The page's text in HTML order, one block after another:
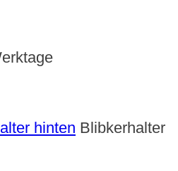
hinten Blibkerhalter